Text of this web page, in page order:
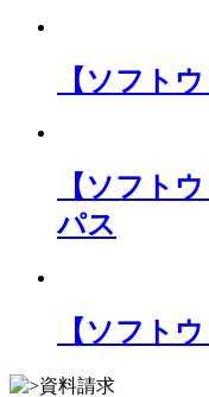
【ソフト
【ソフト
パス
【ソフト